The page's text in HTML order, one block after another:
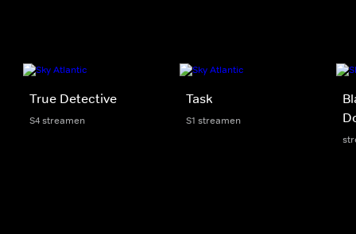
True Detective
S4 streamen
Task
S1 streamen